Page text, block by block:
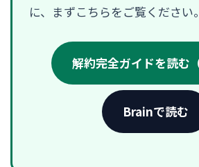
に、まずこちらをご覧ください。
解約完全ガイドを読む
Brainで読む